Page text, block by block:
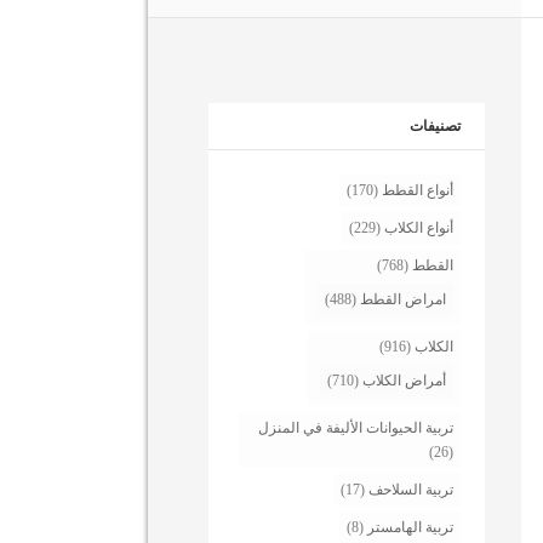
تصنيفات
أنواع القطط (170)
أنواع الكلاب (229)
القطط (768)
امراض القطط (488)
الكلاب (916)
أمراض الكلاب (710)
تربية الحيوانات الأليفة في المنزل
(26)
تربية السلاحف (17)
تربية الهامستر (8)